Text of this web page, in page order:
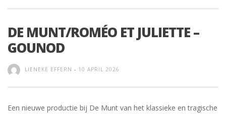
DE MUNT/ROMÉO ET JULIETTE –
GOUNOD
LIENEKE EFFERN - 10 APRIL 2026
Een nieuwe productie bij De Munt van het klassieke en tragische